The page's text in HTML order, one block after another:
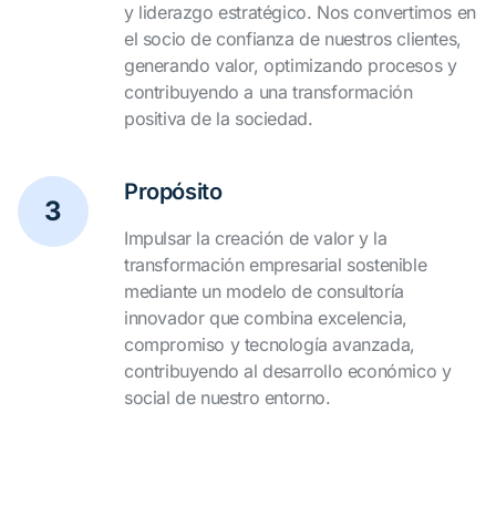
y liderazgo estratégico. Nos convertimos en
el socio de confianza de nuestros clientes,
generando valor, optimizando procesos y
contribuyendo a una transformación
positiva de la sociedad.
3
Propósito
Impulsar la creación de valor y la
transformación empresarial sostenible
mediante un modelo de consultoría
innovador que combina excelencia,
compromiso y tecnología avanzada,
contribuyendo al desarrollo económico y
social de nuestro entorno.